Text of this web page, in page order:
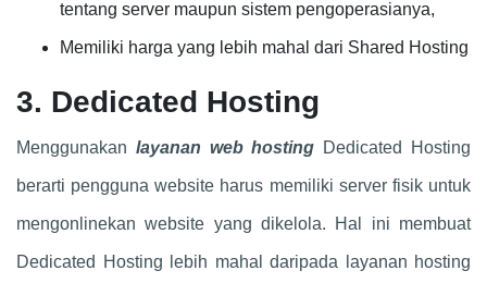
tentang server maupun sistem pengoperasianya,
Memiliki harga yang lebih mahal dari Shared Hosting
3. Dedicated Hosting
Menggunakan layanan web hosting Dedicated Hosting
berarti pengguna website harus memiliki server fisik untuk
mengonlinekan website yang dikelola. Hal ini membuat
Dedicated Hosting lebih mahal daripada layanan hosting